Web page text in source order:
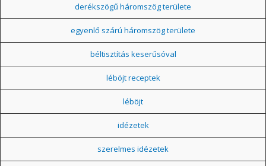
derékszögű háromszög területe
egyenlő szárú háromszög területe
béltisztítás keserűsóval
léböjt receptek
léböjt
idézetek
szerelmes idézetek